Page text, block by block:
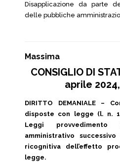
Disapplicazione da parte
delle pubbliche
Massima
CONSIGLIO DI
aprile
DIRITTO DEMANIALE –
disposte con legge (l. n.
Leggi
amministrativo
ricognitiva dell’effetto
legge.